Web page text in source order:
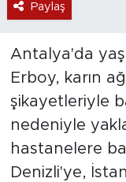
Paylaş
Antalya'da
Erboy, karın
şikayetleriyle
nedeniyle
hastanelere
Denizli'ye,